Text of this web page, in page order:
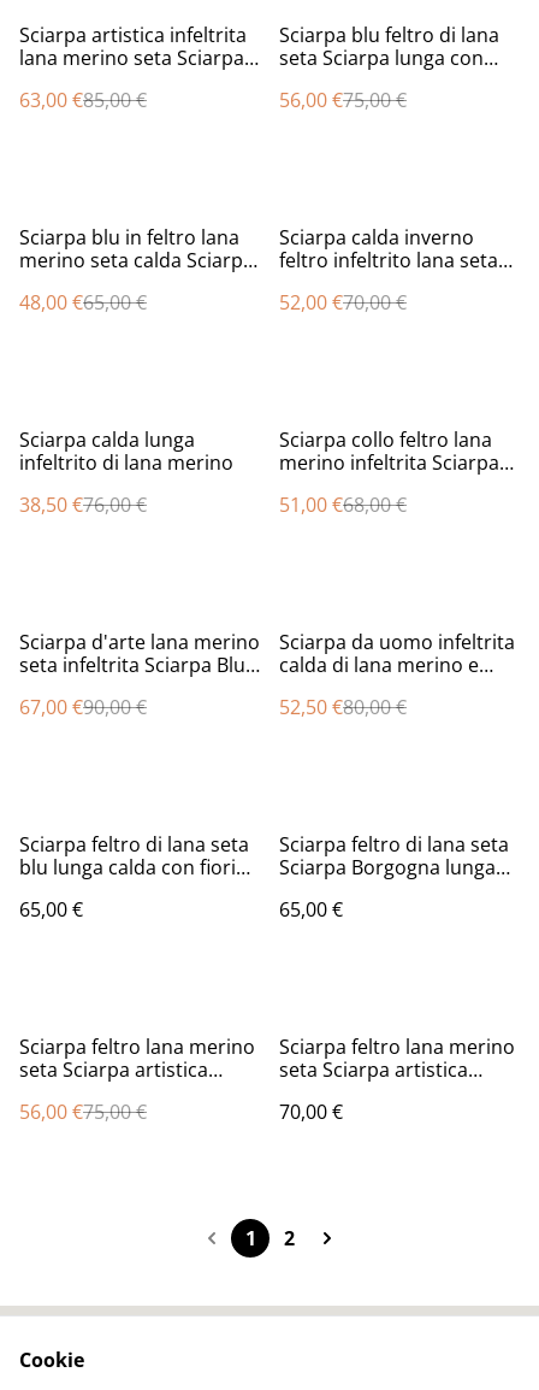
%
Sciarpa artistica infeltrita
lana merino seta Sciarpa
lavanda fiori viola feltro
63,00 €85,00 €
%
Sciarpa blu feltro di lana
seta Sciarpa lunga con
infeltrita fatta a mano
56,00 €75,00 €
%
Sciarpa blu in feltro lana
merino seta calda Sciarpa
realizzata a mano
48,00 €65,00 €
%
Sciarpa calda inverno
feltro infeltrito lana seta
lavanda Regalo unico per
52,00 €70,00 €
%
Sciarpa calda lunga
infeltrito di lana merino
38,50 €76,00 €
%
Sciarpa collo feltro lana
merino infeltrita Sciarpa
orange Regali unici per lei
51,00 €68,00 €
%
Sciarpa d'arte lana merino
seta infeltrita Sciarpa Blu
mano Stola per donna
67,00 €90,00 €
%
Sciarpa da uomo infeltrita
calda di lana merino e
52,50 €80,00 €
Sciarpa feltro di lana seta
blu lunga calda con fiori
infeltrimento fatta a mano
65,00 €
Sciarpa feltro di lana seta
Sciarpa Borgogna lunga
infeltrimento fatta a mano
65,00 €
%
Sciarpa feltro lana merino
seta Sciarpa artistica
Infeltrimento fatto a mano
56,00 €75,00 €
Sciarpa feltro lana merino
seta Sciarpa artistica
Infeltrimento fatto a mano
70,00 €
1 2
Cookie